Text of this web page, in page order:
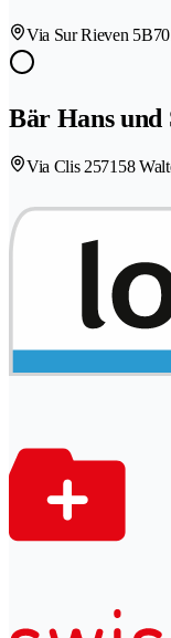
Via Sur Rieven 5B
Bär Hans
Via Clis 257158